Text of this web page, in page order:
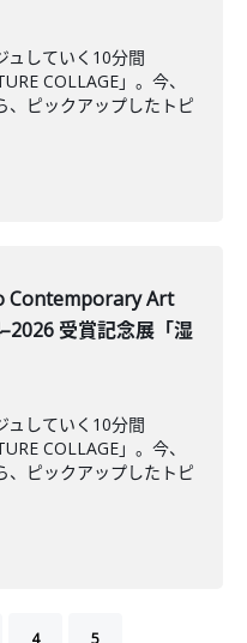
ュしていく10分間
COLLAGE」。今、
、ピックアップしたトピ
Contemporary Art
受賞記念展「湿
ュしていく10分間
COLLAGE」。今、
、ピックアップしたトピ
4 5